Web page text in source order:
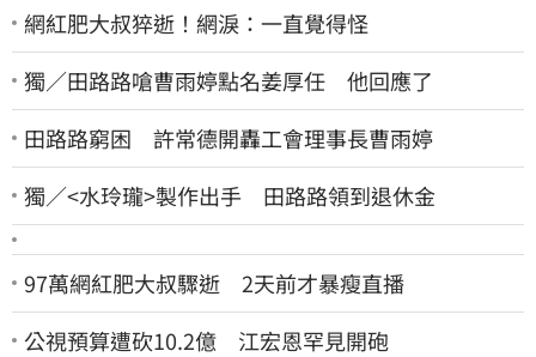
網紅肥大叔猝逝！網淚：一直覺得怪
獨／田路路嗆曹雨婷點名姜厚任 他回應了
田路路窮困 許常德開轟工會理事長曹雨婷
獨／<水玲瓏>製作出手 田路路領到退休金
97萬網紅肥大叔驟逝 2天前才暴瘦直播
公視預算遭砍10.2億 江宏恩罕見開砲